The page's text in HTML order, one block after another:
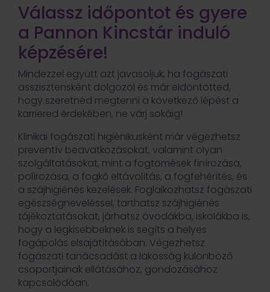
Válassz időpontot és gyere
a Pannon Kincstár induló
képzésére!
Mindezzel együtt azt javasoljuk, ha fogászati
asszisztensként dolgozol és már eldöntötted,
hogy szeretnéd megtenni a következő lépést a
karriered érdekében, ne várj sokáig!
Klinikai fogászati higiénikusként már végezhetsz
preventív beavatkozásokat, valamint olyan
szolgáltatásokat, mint a fogtömések finírozása,
polírozása, a fogkő eltávolítás, a fogfehérítés, és
a szájhigiénés kezelések. Foglalkozhatsz fogászati
egészségneveléssel, tarthatsz szájhigiénés
tájékoztatásokat, járhatsz óvodákba, iskolákba is,
hogy a legkisebbeknek is segíts a helyes
fogápolás elsajátításában. Végezhetsz
fogászati tanácsadást a lakosság különböző
csoportjainak ellátásához, gondozásához
kapcsolódóan.